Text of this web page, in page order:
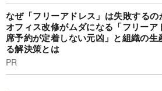
なぜ「フリーアドレス」は失敗する
オフィス改修がムダになる「フリーア
席予約が定着しない元凶」と組織の生
る解決策とは
PR